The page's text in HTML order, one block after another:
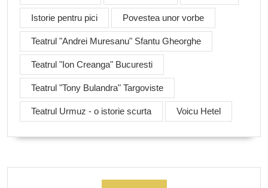
Istorie pentru pici Povestea unor vorbe
Teatrul "Andrei Muresanu" Sfantu Gheorghe
Teatrul "Ion Creanga" Bucuresti
Teatrul "Tony Bulandra" Targoviste
Teatrul Urmuz - o istorie scurta Voicu Hetel